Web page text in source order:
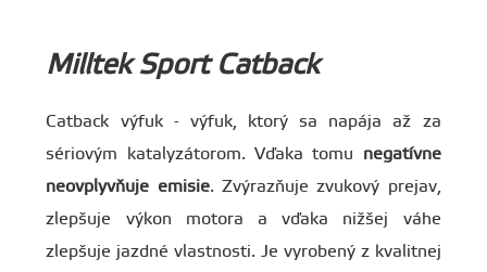
Milltek Sport Catback
Catback výfuk - výfuk, ktorý sa napája až za
sériovým katalyzátorom. Vďaka tomu negatívne
neovplyvňuje emisie. Zvýrazňuje zvukový prejav,
zlepšuje výkon motora a vďaka nižšej váhe
zlepšuje jazdné vlastnosti. Je vyrobený z kvalitnej